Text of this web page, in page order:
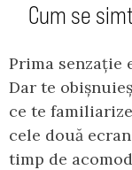
Cum se
Prima senzație
Dar te
ce te
cele două
timp de